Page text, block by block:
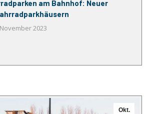
am Bahnhof: Neuer
2023
Okt.